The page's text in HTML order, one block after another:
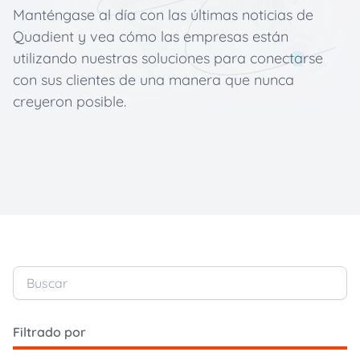
Manténgase al día con las últimas noticias de
Quadient y vea cómo las empresas están
utilizando nuestras soluciones para conectarse
con sus clientes de una manera que nunca
creyeron posible.
Buscar
Filtrado por